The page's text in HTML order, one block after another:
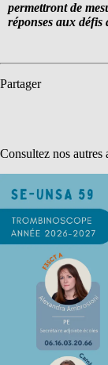
permettront de
réponses aux défis
Partager
Consultez nos autres